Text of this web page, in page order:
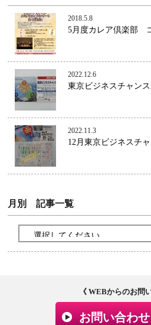
2018.5.8
5月度カレア倶楽部
2022.12.6
東京ビジネスチャン
2022.11.3
12月東京ビジネスチ
月別 記事一覧
《 WEBからのお問
お問い合わ